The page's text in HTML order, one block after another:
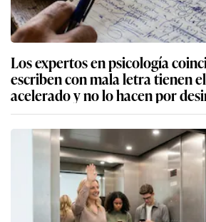
Los expertos en psicología
escriben con mala letra tienen
acelerado y no lo hacen por